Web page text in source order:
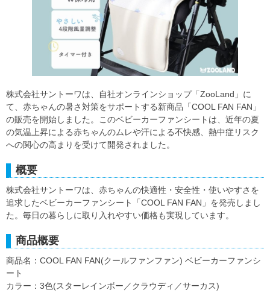
株式会社サントーワは、自社オンラインショップ「ZooLand」に
て、赤ちゃんの暑さ対策をサポートする新商品「COOL FAN FAN」
の販売を開始しました。このベビーカーファンシートは、近年の夏
の気温上昇による赤ちゃんのムレや汗による不快感、熱中症リスク
への関心の高まりを受けて開発されました。
概要
株式会社サントーワは、赤ちゃんの快適性・安全性・使いやすさを
追求したベビーカーファンシート「COOL FAN FAN」を発売しまし
た。毎日の暮らしに取り入れやすい価格も実現しています。
商品概要
商品名：COOL FAN FAN(クールファンファン) ベビーカーファンシ
ート
カラー：3色(スターレインボー／クラウディ／サーカス)